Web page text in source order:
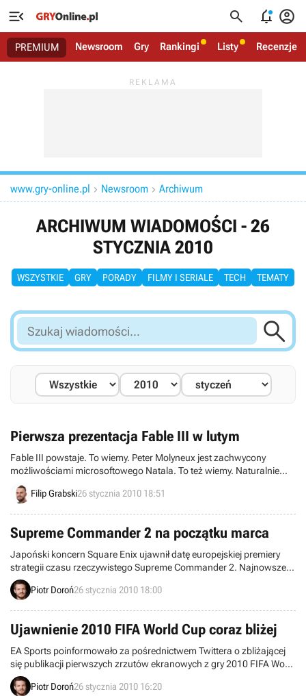
   
PREMIUM Newsroom Gry Rankingi Listy Recenzje
www.gry-online.pl  Newsroom  Archiwum
ARCHIWUM WIADOMOŚCI - 26
STYCZNIA 2010
WSZYSTKIE GRY PORADY FILMY I SERIALE TECH TEMATY
Szukaj
wiadomości...

Pierwsza prezentacja Fable III w lutym
Fable III powstaje. To wiemy. Peter Molyneux jest zachwycony
możliwościami microsoftowego Natala. To też wiemy. Naturalnie
więc – trzecia odsłona serii wykorzystywać będzie „magiczną”
przystawkę do Xboksa 360. Czy za nieco ponad 2 tygodnie dane
Filip Grabski26 stycznia 2010 18:51
Supreme Commander 2 na początku marca
Japoński koncern Square Enix ujawnił datę europejskiej premiery
strategii czasu rzeczywistego Supreme Commander 2. Najnowsze
dzieło studia deweloperskiego Gas Powered Games trafi na Stary
Kontynent 5 marca w wersji na PC oraz 19 marca w odsłonie na
Piotr Doroń26 stycznia 2010 18:00
Ujawnienie 2010 FIFA World Cup coraz bliżej
EA Sports poinformowało za pośrednictwem Twittera o zbliżającej
się publikacji pierwszych zrzutów ekranowych z gry 2010 FIFA World
Cup. Zamieszczając wiadomość na łamach popularnego serwisu
społecznościowego firma potwierdziła istnienie tejże produkcji, do
Piotr Doroń26 stycznia 2010 16:20